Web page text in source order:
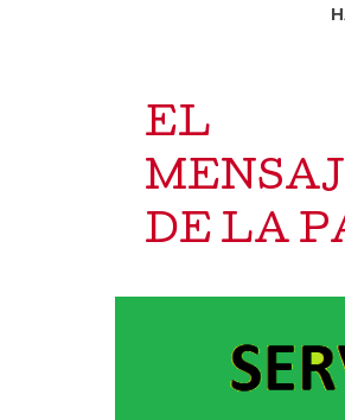
EL
DE LA